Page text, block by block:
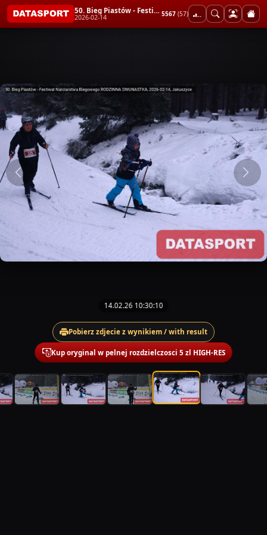
50. Bieg Piastów - Festiwal Narciarstwa Biegowego RODZINNA DWUNASTKA
2026-02-14 5567 (57)
14.02.26 10:30:10
Pobierz zdjecie z wynikiem / with result
Kup oryginal w pelnej rozdzielczosci 5 zl HIGH-RES